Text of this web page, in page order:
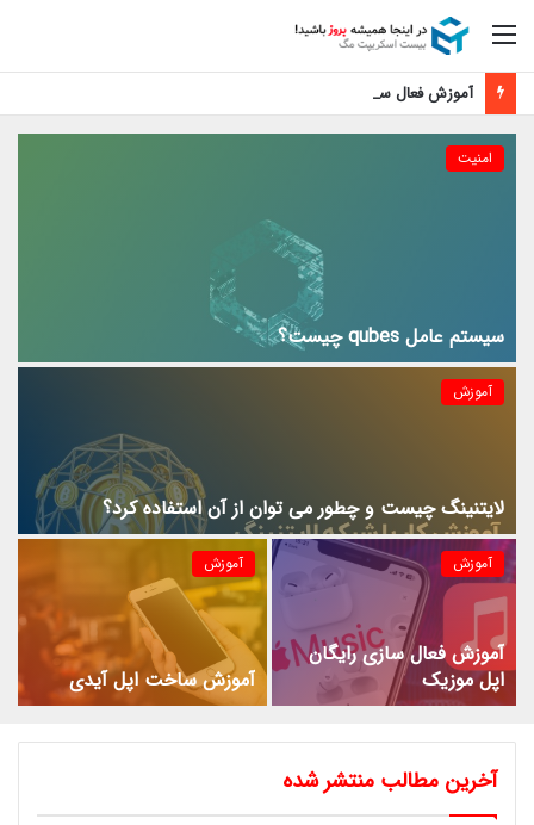
منو
آموزش فعال سازی رایگان اپل موزیک
امنیت
سیستم عامل qubes چیست؟
آموزش
لایتنینگ چیست و چطور می توان از آن استفاده کرد؟
آموزش
آموزش فعال سازی رایگان
اپل موزیک
آموزش
آموزش ساخت اپل آیدی
آخرین مطالب منتشر شده